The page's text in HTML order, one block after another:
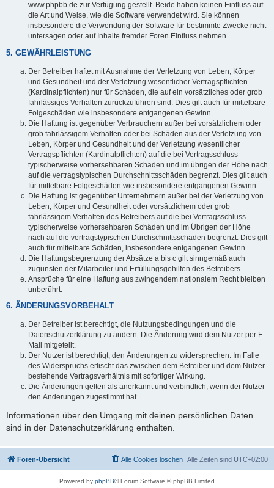
www.phpbb.de zur Verfügung gestellt. Beide haben keinen Einfluss auf
die Art und Weise, wie die Software verwendet wird. Sie können
insbesondere die Verwendung der Software für bestimmte Zwecke nicht
untersagen oder auf Inhalte fremder Foren Einfluss nehmen.
5. GEWÄHRLEISTUNG
Der Betreiber haftet mit Ausnahme der Verletzung von Leben, Körper
und Gesundheit und der Verletzung wesentlicher Vertragspflichten
(Kardinalpflichten) nur für Schäden, die auf ein vorsätzliches oder grob
fahrlässiges Verhalten zurückzuführen sind. Dies gilt auch für mittelbare
Folgeschäden wie insbesondere entgangenen Gewinn.
Die Haftung ist gegenüber Verbrauchern außer bei vorsätzlichem oder
grob fahrlässigem Verhalten oder bei Schäden aus der Verletzung von
Leben, Körper und Gesundheit und der Verletzung wesentlicher
Vertragspflichten (Kardinalpflichten) auf die bei Vertragsschluss
typischerweise vorhersehbaren Schäden und im übrigen der Höhe nach
auf die vertragstypischen Durchschnittsschäden begrenzt. Dies gilt auch
für mittelbare Folgeschäden wie insbesondere entgangenen Gewinn.
Die Haftung ist gegenüber Unternehmern außer bei der Verletzung von
Leben, Körper und Gesundheit oder vorsätzlichem oder grob
fahrlässigem Verhalten des Betreibers auf die bei Vertragsschluss
typischerweise vorhersehbaren Schäden und im Übrigen der Höhe
nach auf die vertragstypischen Durchschnittsschäden begrenzt. Dies gilt
auch für mittelbare Schäden, insbesondere entgangenen Gewinn.
Die Haftungsbegrenzung der Absätze a bis c gilt sinngemäß auch
zugunsten der Mitarbeiter und Erfüllungsgehilfen des Betreibers.
Ansprüche für eine Haftung aus zwingendem nationalem Recht bleiben
unberührt.
6. ÄNDERUNGSVORBEHALT
Der Betreiber ist berechtigt, die Nutzungsbedingungen und die
Datenschutzerklärung zu ändern. Die Änderung wird dem Nutzer per E-
Mail mitgeteilt.
Der Nutzer ist berechtigt, den Änderungen zu widersprechen. Im Falle
des Widerspruchs erlischt das zwischen dem Betreiber und dem Nutzer
bestehende Vertragsverhältnis mit sofortiger Wirkung.
Die Änderungen gelten als anerkannt und verbindlich, wenn der Nutzer
den Änderungen zugestimmt hat.
Informationen über den Umgang mit deinen persönlichen Daten
sind in der Datenschutzerklärung enthalten.
Foren-Übersicht Alle Zeiten sind UTC+02:00
Alle Cookies löschen
Powered by phpBB® Forum Software © phpBB Limited